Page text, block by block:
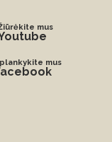
mus
mus